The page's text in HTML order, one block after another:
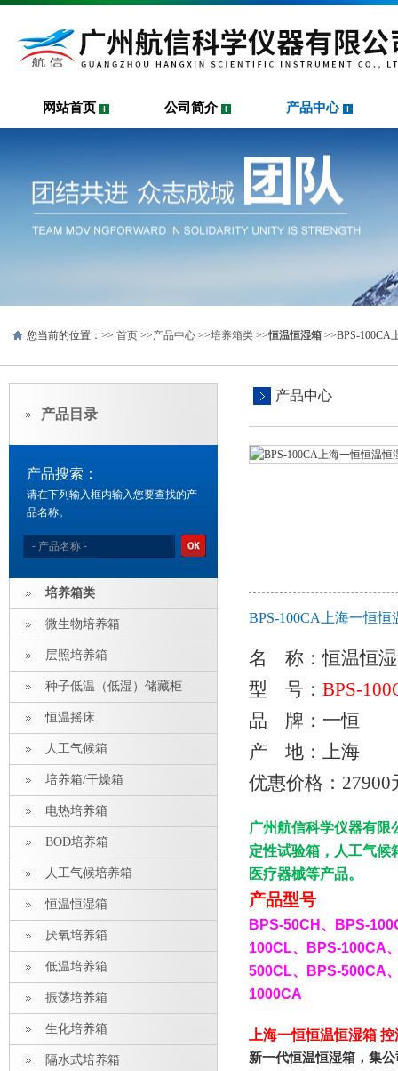
网站首页 公司简介 产品中心
您当前的位置：>> 首页 >>产品中心 >>培养箱类 >>恒温恒湿箱 >>BPS-100CA
产品目录
产品搜索：
请在下列输入框内输入您要查找的产
品名称。
培养箱类
微生物培养箱
层照培养箱
种子低温（低湿）储藏柜
恒温摇床
人工气候箱
培养箱/干燥箱
电热培养箱
BOD培养箱
人工气候培养箱
恒温恒湿箱
厌氧培养箱
低温培养箱
振荡培养箱
生化培养箱
隔水式培养箱
产品中心
BPS-100CA上海一恒
名 称：恒温恒
型 号： BPS-
品 牌：一恒
产 地：上海
优惠价格：27900
广州航信科学仪器有限
定性试验箱，人工气候
医疗器械等产品。
产品型号
BPS-50CH 、
BPS-
100CL、 BPS-100CA
500CL、 BPS-500CA
1000CA
上海一恒恒温恒湿箱
新一代恒温恒湿箱，集